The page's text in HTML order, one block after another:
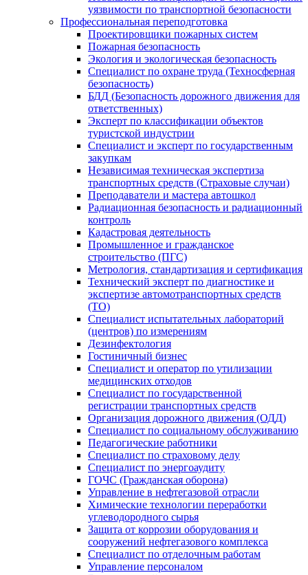
уязвимости по транспортной безопасности
Профессиональная переподготовка
Проектировщики пожарных систем
Пожарная безопасность
Экология и экологическая безопасность
Специалист по охране труда (Техносферная
безопасность)
БДД (Безопасность дорожного движения для
ответственных)
Эксперт по классификации объектов
туристской индустрии
Специалист и эксперт по государственным
закупкам
Независимая техническая экспертиза
транспортных средств (Страховые случаи)
Преподаватели и мастера автошкол
Радиационная безопасность и радиационный
контроль
Кадастровая деятельность
Промышленное и гражданское
строительство (ПГС)
Метрология, стандартизация и сертификация
Технический эксперт по диагностике и
экспертизе автомотранспортных средств
(ТО)
Специалист испытательных лабораторий
(центров) по измерениям
Дезинфектология
Гостиничный бизнес
Специалист и оператор по утилизации
медицинских отходов
Специалист по государственной
регистрации транспортных средств
Организация дорожного движения (ОДД)
Специалист по социальному обслуживанию
Педагогические работники
Специалист по страховому делу
Специалист по энергоаудиту
ГОЧС (Гражданская оборона)
Управление в нефтегазовой отрасли
Химические технологии переработки
углеводородного сырья
Защита от коррозии оборудования и
сооружений нефтегазового комплекса
Специалист по отделочным работам
Управление персоналом